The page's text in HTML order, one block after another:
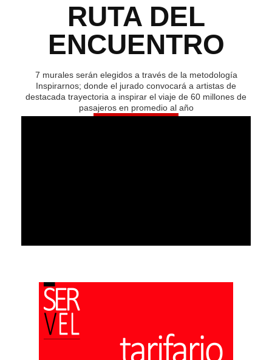
RUTA DEL
ENCUENTRO
7 murales serán elegidos a través de la metodología
Inspirarnos; donde el jurado convocará a artistas de
destacada trayectoria a inspirar el viaje de 60 millones de
pasajeros en promedio al año